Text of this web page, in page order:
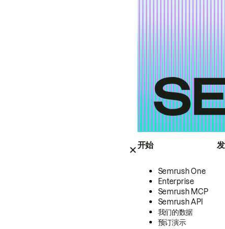
开始
Semrush One
Enterprise
Semrush MCP
Semrush API
我们的数据
预订演示